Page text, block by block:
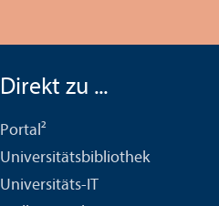
Direkt zu ...
Portal²
Universitäts­bibliothek
Universitäts-IT